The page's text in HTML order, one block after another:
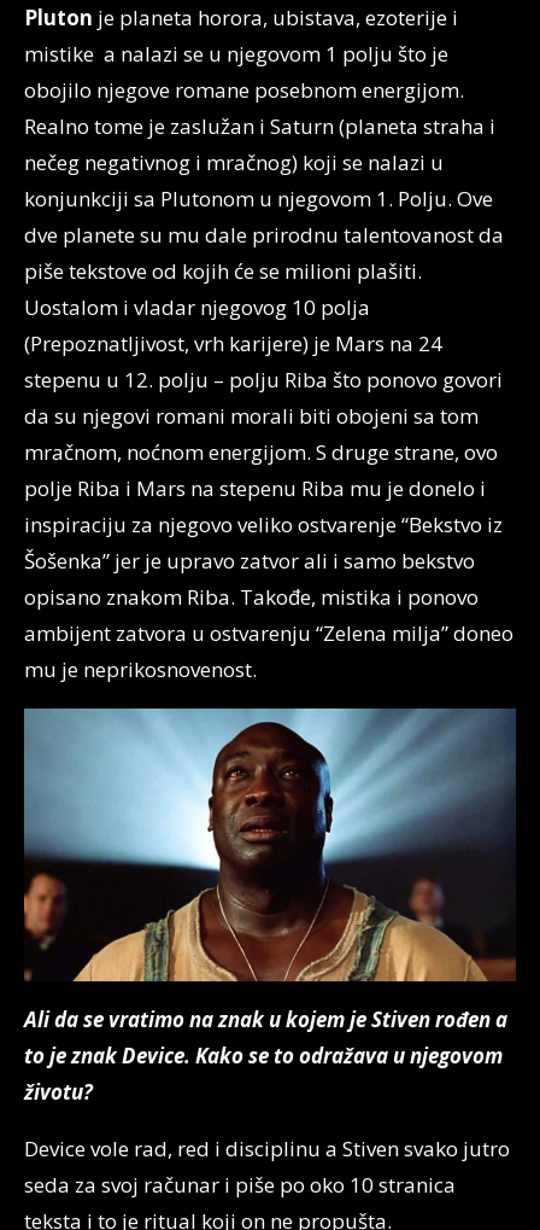
Pluton je planeta horora, ubistava, ezoterije i
mistike a nalazi se u njegovom 1 polju što je
obojilo njegove romane posebnom energijom.
Realno tome je zaslužan i Saturn (planeta straha i
nečeg negativnog i mračnog) koji se nalazi u
konjunkciji sa Plutonom u njegovom 1. Polju. Ove
dve planete su mu dale prirodnu talentovanost da
piše tekstove od kojih će se milioni plašiti.
Uostalom i vladar njegovog 10 polja
(Prepoznatljivost, vrh karijere) je Mars na 24
stepenu u 12. polju – polju Riba što ponovo govori
da su njegovi romani morali biti obojeni sa tom
mračnom, noćnom energijom. S druge strane, ovo
polje Riba i Mars na stepenu Riba mu je donelo i
inspiraciju za njegovo veliko ostvarenje “Bekstvo iz
Šošenka” jer je upravo zatvor ali i samo bekstvo
opisano znakom Riba. Takođe, mistika i ponovo
ambijent zatvora u ostvarenju “Zelena milja” doneo
mu je neprikosnovenost.
Ali da se vratimo na znak u kojem je Stiven rođen a
to je znak Device. Kako se to odražava u njegovom
životu?
Device vole rad, red i disciplinu a Stiven svako jutro
seda za svoj računar i piše po oko 10 stranica
teksta i to je ritual koji on ne propušta.